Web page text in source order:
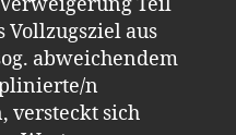
Vollzugsziel aus
abweichendem
n
versteckt sich